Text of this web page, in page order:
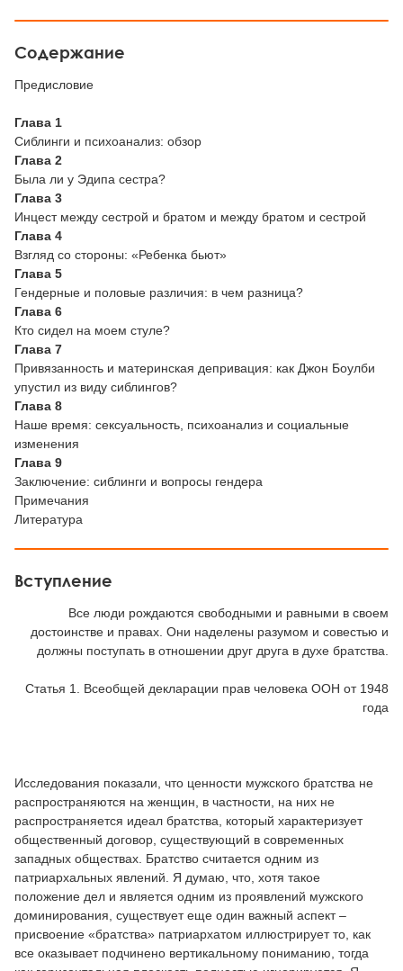
Содержание
Предисловие
Глава 1
Сиблинги и психоанализ: обзор
Глава 2
Была ли у Эдипа сестра?
Глава 3
Инцест между сестрой и братом и между братом и сестрой
Глава 4
Взгляд со стороны: «Ребенка бьют»
Глава 5
Гендерные и половые различия: в чем разница?
Глава 6
Кто сидел на моем стуле?
Глава 7
Привязанность и материнская депривация: как Джон Боулби
упустил из виду сиблингов?
Глава 8
Наше время: сексуальность, психоанализ и социальные
изменения
Глава 9
Заключение: сиблинги и вопросы гендера
Примечания
Литература
Вступление
Все люди рождаются свободными и равными в своем
достоинстве и правах. Они наделены разумом и совестью и
должны поступать в отношении друг друга в духе братства.
Статья 1. Всеобщей декларации прав человека ООН от 1948
года
Исследования показали, что ценности мужского братства не
распространяются на женщин, в частности, на них не
распространяется идеал братства, который характеризует
общественный договор, существующий в современных
западных обществах. Братство считается одним из
патриархальных явлений. Я думаю, что, хотя такое
положение дел и является одним из проявлений мужского
доминирования, существует еще один важный аспект –
присвоение «братства» патриархатом иллюстрирует то, как
все оказывает подчинено вертикальному пониманию, тогда